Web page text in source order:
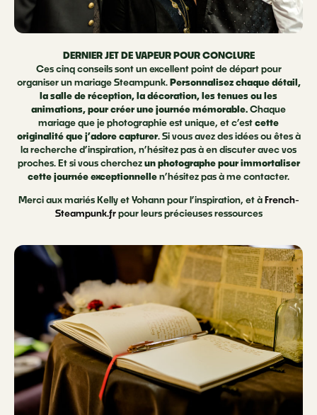
DERNIER JET DE VAPEUR POUR CONCLURE
Ces cinq conseils sont un excellent point de départ pour
organiser un mariage Steampunk.Personnalisez chaque détail,
la salle de réception, la décoration, les tenues ou les
animations, pour créer une journée mémorable.Chaque
mariage que je photographie est unique, et c’estcette
originalité que j’adore capturer. Si vous avez des idées ou êtes à
la recherche d’inspiration, n’hésitez pas à en discuter avec vos
proches. Et si vous cherchezun photographe pour immortaliser
cette journée exceptionnellen’hésitez pas à me contacter.
Merci aux mariés Kelly et Yohann pour l’inspiration, et àFrench-
Steampunk.frpour leurs précieuses ressources